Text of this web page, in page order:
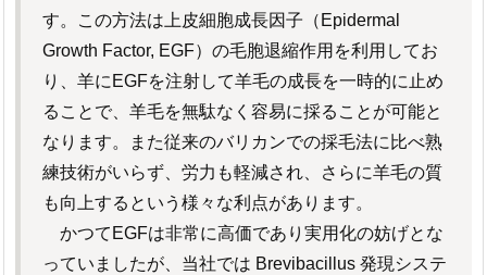
す。この方法は上皮細胞成長因子（Epidermal
Growth Factor, EGF）の毛胞退縮作用を利用してお
り、羊にEGFを注射して羊毛の成長を一時的に止め
ることで、羊毛を無駄なく容易に採ることが可能と
なります。また従来のバリカンでの採毛法に比べ熟
練技術がいらず、労力も軽減され、さらに羊毛の質
も向上するという様々な利点があります。
かつてEGFは非常に高価であり実用化の妨げとな
っていましたが、当社では Brevibacillus 発現システ